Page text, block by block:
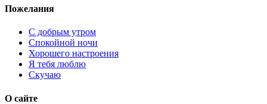
Пожелания
С добрым утром
Спокойной ночи
Хорошего настроения
Я тебя люблю
Скучаю
О сайте